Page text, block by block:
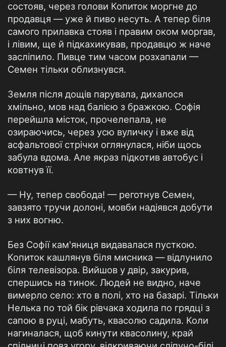
состояв, через голови Копиток моргне до
продавця — уже й пиво несуть. А тепер біля
самого прилавка стояв і правим оком моргав,
і лівим, ще й підкахикував, продавцю ж наче
засліпило. Пивце тим часом розхапали —
Семен тільки облизнувся.
Земля після дощів парувала, дихалося
хмільно, мов над балією з бражкою. Софія
перейшла місток, прочелепала, не
озираючись, через усю вуличку і вже від
асфальтової стрічки оглянулася, ніби щось
забула вдома. Але якраз підкотив автобус і
ковтнув її.
— Ну, тепер свобода! — реготнув Семен,
завзято тручи долоні, мовби надіявся добути
з них вогню.
Без Софії кам'яниця видавалася пусткою.
Копиток кашлянув біля мисника — відлунило
біля телевізора. Вийшов у двір, закурив,
спершись на тинок. Людей не видно, наче
вимерло село: хто в полі, хто на базарі. Тільки
Нелька по той бік рівчака ходила по грядці з
сапою в руці, мабуть, квасолю садила. Коли
нагиналася, щоб кинути квасолину, край